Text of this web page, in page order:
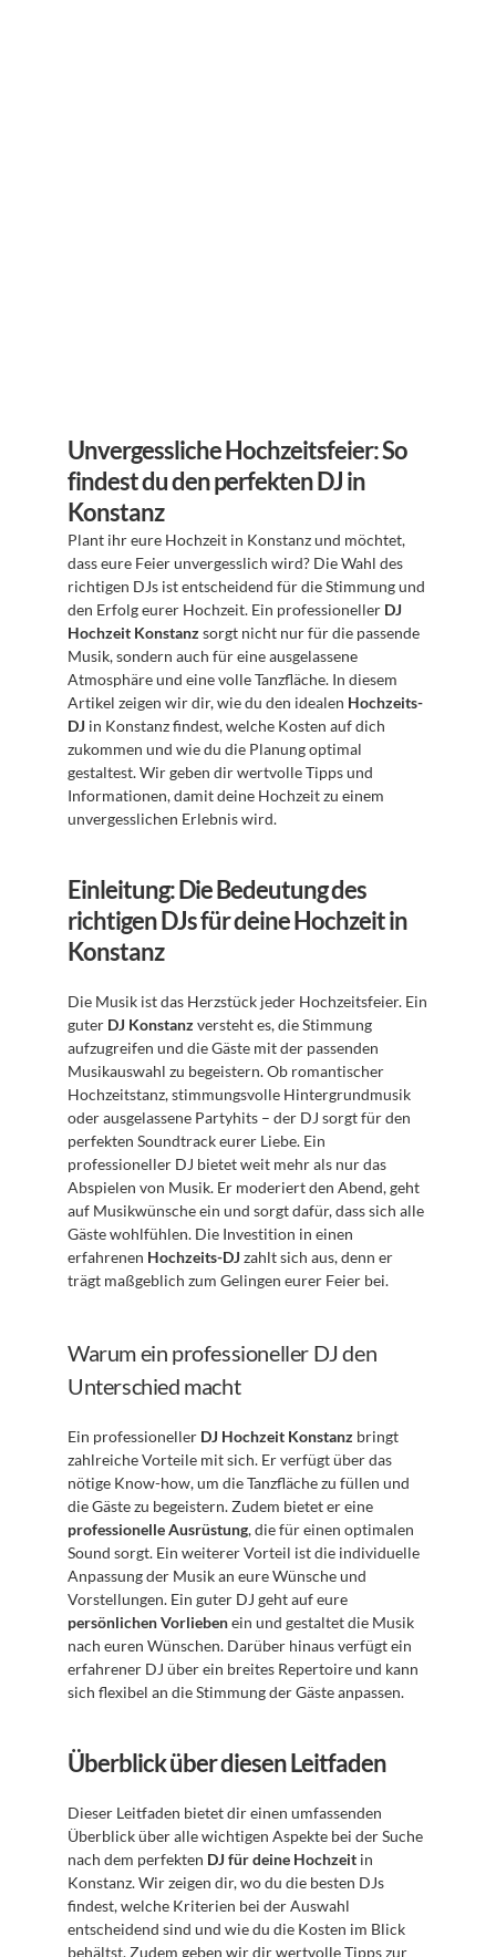
Unvergessliche Hochzeitsfeier: So
findest du den perfekten DJ in
Konstanz
Plant ihr eure Hochzeit in Konstanz und möchtet,
dass eure Feier unvergesslich wird? Die Wahl des
richtigen DJs ist entscheidend für die Stimmung und
den Erfolg eurer Hochzeit. Ein professioneller DJ
Hochzeit Konstanz sorgt nicht nur für die passende
Musik, sondern auch für eine ausgelassene
Atmosphäre und eine volle Tanzfläche. In diesem
Artikel zeigen wir dir, wie du den idealen Hochzeits-
DJ in Konstanz findest, welche Kosten auf dich
zukommen und wie du die Planung optimal
gestaltest. Wir geben dir wertvolle Tipps und
Informationen, damit deine Hochzeit zu einem
unvergesslichen Erlebnis wird.
Einleitung: Die Bedeutung des
richtigen DJs für deine Hochzeit in
Konstanz
Die Musik ist das Herzstück jeder Hochzeitsfeier. Ein
guter DJ Konstanz versteht es, die Stimmung
aufzugreifen und die Gäste mit der passenden
Musikauswahl zu begeistern. Ob romantischer
Hochzeitstanz, stimmungsvolle Hintergrundmusik
oder ausgelassene Partyhits – der DJ sorgt für den
perfekten Soundtrack eurer Liebe. Ein
professioneller DJ bietet weit mehr als nur das
Abspielen von Musik. Er moderiert den Abend, geht
auf Musikwünsche ein und sorgt dafür, dass sich alle
Gäste wohlfühlen. Die Investition in einen
erfahrenen Hochzeits-DJ zahlt sich aus, denn er
trägt maßgeblich zum Gelingen eurer Feier bei.
Warum ein professioneller DJ den
Unterschied macht
Ein professioneller DJ Hochzeit Konstanz bringt
zahlreiche Vorteile mit sich. Er verfügt über das
nötige Know-how, um die Tanzfläche zu füllen und
professionelle Ausrüstung, die für einen optimalen
Sound sorgt. Ein weiterer Vorteil ist die individuelle
Anpassung der Musik an eure Wünsche und
persönlichen Vorlieben ein und gestaltet die Musik
nach euren Wünschen. Darüber hinaus verfügt ein
erfahrener DJ über ein breites Repertoire und kann
sich flexibel an die Stimmung der Gäste anpassen.
Überblick über diesen Leitfaden
Dieser Leitfaden bietet dir einen umfassenden
Überblick über alle wichtigen Aspekte bei der Suche
nach dem perfekten DJ für deine Hochzeit in
Konstanz. Wir zeigen dir, wo du die besten DJs
findest, welche Kriterien bei der Auswahl
entscheidend sind und wie du die Kosten im Blick
behältst. Zudem geben wir dir wertvolle Tipps zur